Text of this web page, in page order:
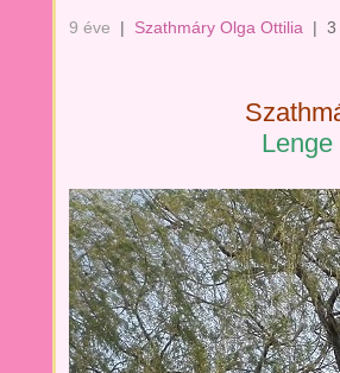
9 éve | Szathmáry Olga Ottilia | 3